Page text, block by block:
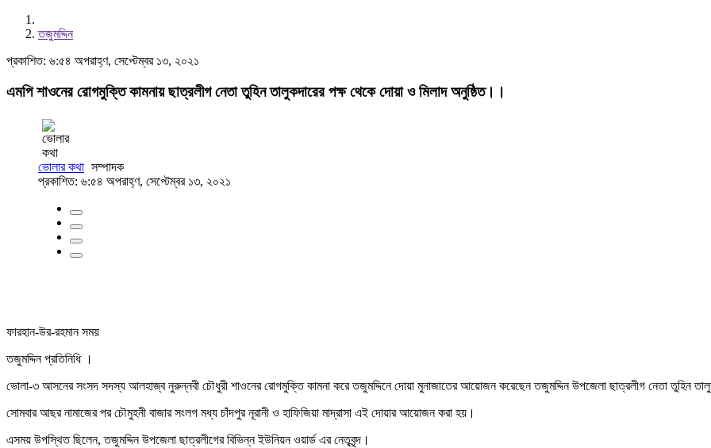
তজুমদ্দিন
প্রকাশিত: ৬:৫৪ অপরাহ্ণ, সেপ্টেম্বর ১৩, ২০২১
এমপি শাওনের রোগমুক্তি কামনায় ছাত্রলীগ নেতা তুহিন তালুকদারের পক্ষ থেকে দোয়া ও মিলাদ অনুষ্ঠিত।।
ভোলার কথা সম্পাদক
প্রকাশিত: ৬:৫৪ অপরাহ্ণ, সেপ্টেম্বর ১৩, ২০২১
ফারহান-উর-রহমান সময়
তজুমদ্দিন প্রতিনিধি ।
ভোলা-৩ আসনের সংসদ সদস্য আলহাজ্ব নুরুন্নবী চৌধুরী শাওনের রোগমুক্তি কামনা করে তজুমদ্দিনে দোয়া মুনাজাতের আয়োজন করেছেন তজুমদ্দিন উপজেলা ছাত্রলীগ নেতা তুহিন
সোমবার আছর নামাজের পর চৌমুহনী বাজার সংলগ মধ্য চাঁদপুর নূরানী ও হাফিজিয়া মাদ্রাসা এই দোয়ার আয়োজন করা হয়।
এসময় উপস্থিত ছিলেন, তজুমদ্দিন উপজেলা ছাত্রলীগের বিভিন্ন ইউনিয়ন ওয়ার্ড এর নেতৃবৃন্দ।